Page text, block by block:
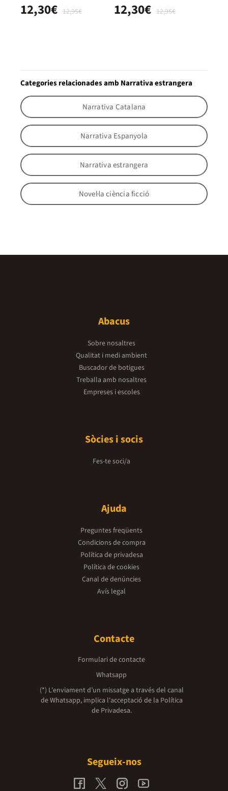
12,95€
12,30€ 12,95€
12,30€
Categories relacionades amb Narrativa estrangera
Narrativa Catalana
Narrativa Espanyola
Narrativa estrangera
Novel·la ciència ficció
Abacus
Sobre nosaltres
Qualitat i medi ambient
Buscador de botigues
Treballa amb nosaltres
Empreses i escoles
Sòcies i socis
Fes-te soci/a
Ajuda
Preguntes freqüents
Condicions de compra
Política de privadesa
Política de cookies
Canal de denúncies
Avís legal
Contacte
Formulari de contacte
Whatsapp
(*) L'enviament d’un missatge a través del canal
de Whatsapp, implica l'acceptació de la Política
de Privadesa.
Segueix-nos